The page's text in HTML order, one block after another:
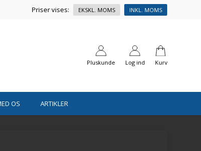
Priser vises: EKSKL. MOMS INKL. MOMS
Pluskunde Log ind Kurv
OS ARTIKLER